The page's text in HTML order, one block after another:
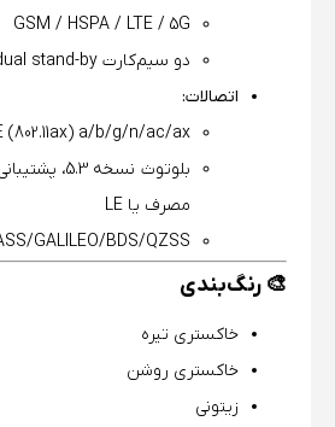
GSM / HSPA / LTE / 5G
دو سیم‌کارت dual stand-by (2 نانو سیم + eSIM)
اتصالات:
(802.11ax) a/b/g/n/ac/ax
مصرف یا LE
GALILEO/BDS/QZSS
🎨 رنگ‌بندی
خاکستری تیره
خاکستری روشن
زیتونی